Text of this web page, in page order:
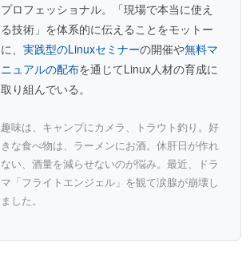
プロフェッショナル。「現場で本当に使え
る技術」を体系的に伝えることをモットー
に、実践型のLinuxセミナーの開催や無料マ
ニュアルの配布を通じてLinux人材の育成に
取り組んでいる。
趣味は、キャンプにカメラ、トラウト釣り。好
きな食べ物は、ラーメンにお酒。休肝日が作れ
ない、酒量を減らせないのが悩み。最近、ドラ
マ「フライトエンジェル」を観て涙腺が崩壊し
ました。